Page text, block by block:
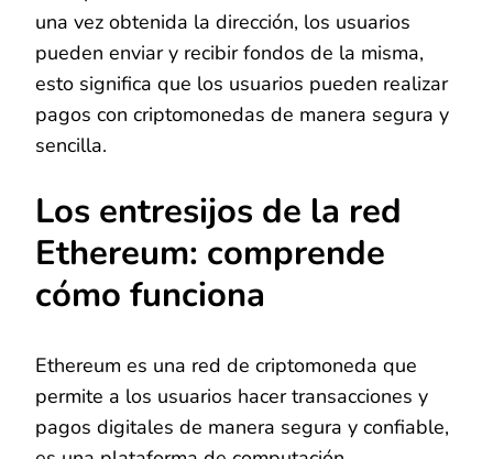
una vez obtenida la dirección, los usuarios
pueden enviar y recibir fondos de la misma,
esto significa que los usuarios pueden realizar
pagos con criptomonedas de manera segura y
sencilla.
Los entresijos de la red
Ethereum: comprende
cómo funciona
Ethereum es una red de criptomoneda que
permite a los usuarios hacer transacciones y
pagos digitales de manera segura y confiable,